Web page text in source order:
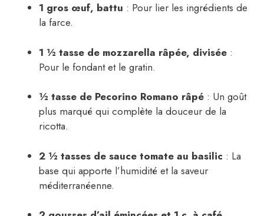
1 gros œuf, battu : Pour lier les ingrédients de
la farce.
1 ½ tasse de mozzarella râpée, divisée :
Pour le fondant et le gratin.
½ tasse de Pecorino Romano râpé : Un goût
plus marqué qui complète la douceur de la
ricotta.
2 ½ tasses de sauce tomate au basilic : La
base qui apporte l’humidité et la saveur
méditerranéenne.